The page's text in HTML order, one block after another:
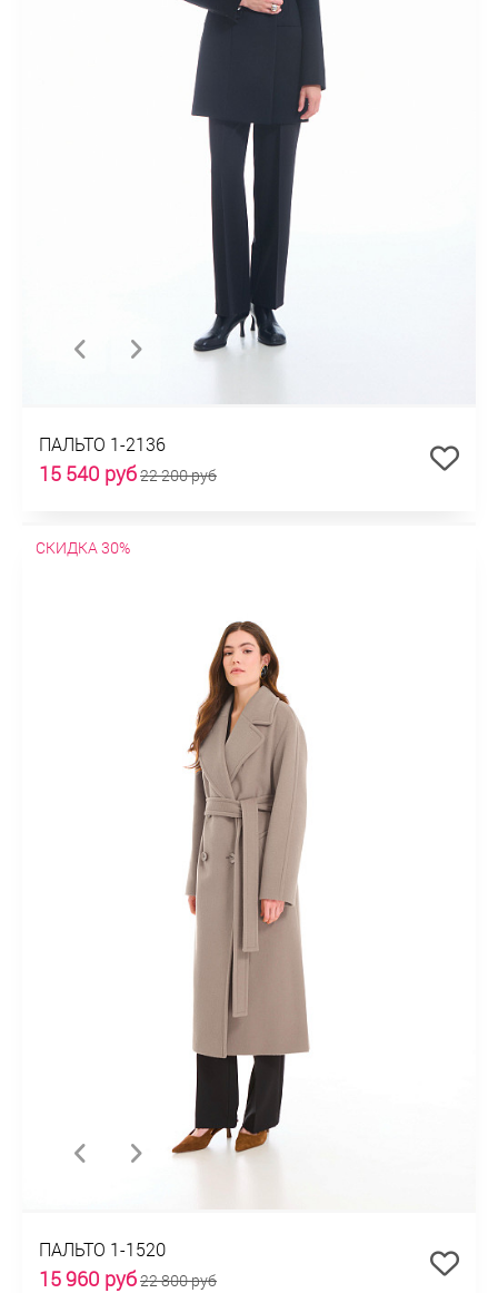
ПАЛЬТО 1-2136
15 540 руб22 200 руб
СКИДКА 30%
ПАЛЬТО 1-1520
15 960 руб22 800 руб